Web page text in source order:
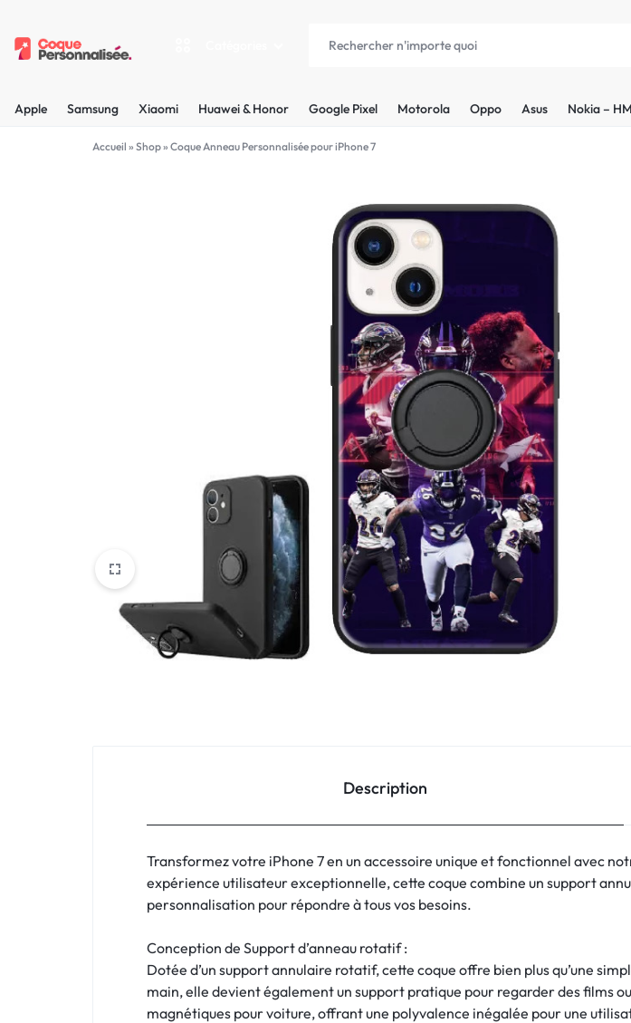
PLUS
BELLES
Asus
Nokia – HMD
OnePlus
Realme
Apple Samsung Xiaomi Huawei & Honor Google Pixel Motorola Oppo Asus Nokia –
Accueil » Shop» Coque Anneau Personnalisée pour iPhone 7
Description
Transformez votre iPhone 7 en un accessoire unique et fonctionnel avec
expérience utilisateur exceptionnelle, cette coque combine un support
personnalisation pour répondre à tous vos besoins.
Conception de Support d’anneau rotatif :
Dotée d’un support annulaire rotatif, cette coque offre bien plus qu’une
main, elle devient également un support pratique pour regarder des films
magnétiques pour voiture, offrant une polyvalence inégalée pour une